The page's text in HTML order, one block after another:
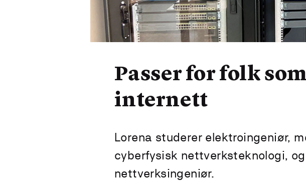
Passer for folk
internett
Lorena studerer elektroingeniør,
cyberfysisk nettverksteknologi,
nettverksingeniør.